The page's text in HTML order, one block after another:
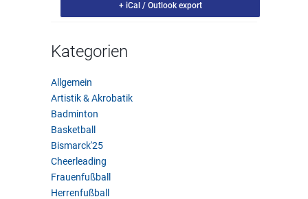
+ iCal / Outlook export
Kategorien
Allgemein
Artistik & Akrobatik
Badminton
Basketball
Bismarck'25
Cheerleading
Frauenfußball
Herrenfußball